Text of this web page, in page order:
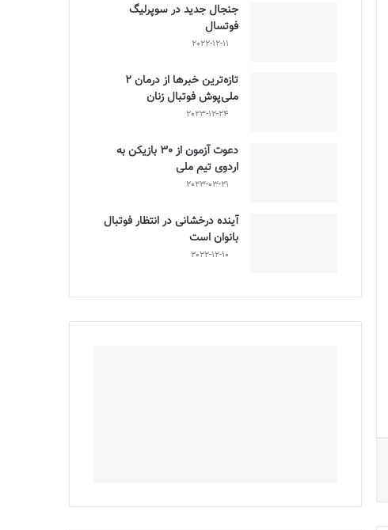
جنجال جدید در سوپرلیگ
فوتسال
2022-12-11
تازه‌ترین خبرها از درمان ۲
ملی‌پوش فوتبال زنان
2023-12-24
دعوت آزمون از 30 بازیکن به
اردوی تیم ملی
2023-03-21
آینده درخشانی در انتظار فوتبال
بانوان است
2022-12-10